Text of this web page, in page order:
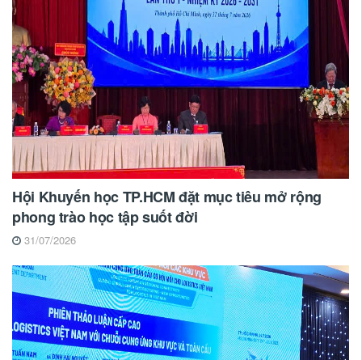
Hội Khuyến học TP.HCM đặt mục tiêu mở rộng
phong trào học tập suốt đời
31/07/2026